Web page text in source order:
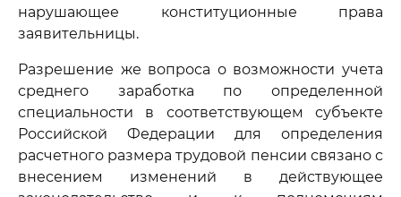
нарушающее конституционные права
заявительницы.
Разрешение же вопроса о возможности учета
среднего заработка по определенной
специальности в соответствующем субъекте
Российской Федерации для определения
расчетного размера трудовой пенсии связано с
внесением изменений в действующее